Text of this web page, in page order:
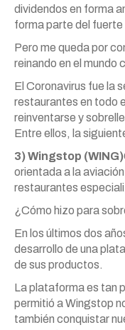
dividendos en forma
forma parte del
Pero me queda por
reinando en el mundo
El Coronavirus fue la
restaurantes en todo
reinventarse y
Entre ellos, la
3) Wingstop (WING)
orientada a la
restaurantes
¿Cómo hizo para
En los últimos dos
desarrollo de una
de sus productos.
La plataforma es tan
permitió a Wingstop
también conquistar